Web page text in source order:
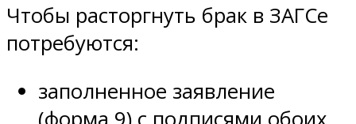
Чтобы расторгнуть брак в ЗАГСе
потребуются:
заполненное заявление